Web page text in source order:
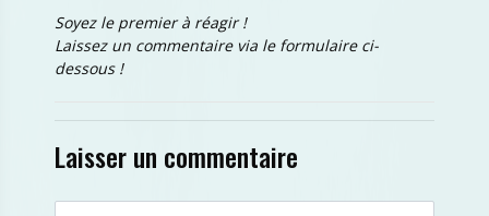
Soyez le premier à réagir !
Laissez un commentaire via le formulaire ci-
dessous !
Laisser un commentaire